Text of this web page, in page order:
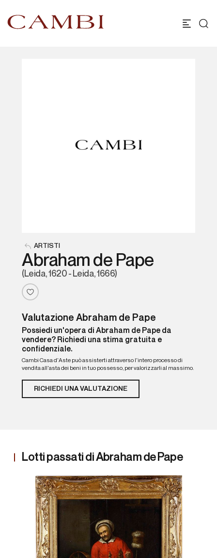
ARTISTI
Abraham de Pape
(Leida, 1620 - Leida, 1666)
Valutazione Abraham de Pape
Possiedi un'opera di Abraham de Pape da
vendere? Richiedi una stima gratuita e
confidenziale.
Cambi Casa d'Aste può assisterti attraverso l'intero processo di
vendita all'asta dei beni in tuo possesso, per valorizzarli al massimo.
RICHIEDI UNA VALUTAZIONE
Lotti passati di Abraham de Pape